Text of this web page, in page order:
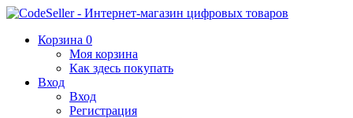
Корзина 0
Моя корзина
Как здесь покупать
Вход
Вход
Регистрация